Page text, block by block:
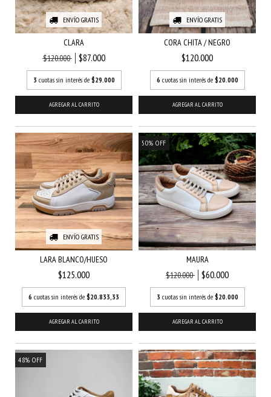
ENVÍO GRATIS
CLARA
$120.000
$87.000
3 cuotas sin interés de $29.000
AGREGAR AL CARRITO
ENVÍO GRATIS
CORA CHITA / NEGRO
$120.000
6 cuotas sin interés de $20.000
AGREGAR AL CARRITO
ENVÍO GRATIS
LARA BLANCO/HUESO
$125.000
6 cuotas sin interés de $20.833,33
AGREGAR AL CARRITO
50% OFF
MAURA
$120.000
$60.000
3 cuotas sin interés de $20.000
AGREGAR AL CARRITO
48% OFF